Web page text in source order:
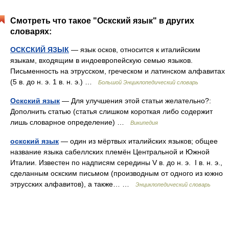
Смотреть что такое "Оскский язык" в других
словарях:
ОСКСКИЙ ЯЗЫК — язык осков, относится к италийским
языкам, входящим в индоевропейскую семью языков.
Письменность на этрусском, греческом и латинском алфавитах
(5 в. до н. э. 1 в. н. э.) …
Большой Энциклопедический словарь
Оскский язык — Для улучшения этой статьи желательно?:
Дополнить статью (статья слишком короткая либо содержит
лишь словарное определение) …
Википедия
оскский язык — один из мёртвых италийских языков; общее
название языка сабеллских племён Центральной и Южной
Италии. Известен по надписям середины V в. до н. э. I в. н. э.,
сделанным оскским письмом (производным от одного из южно
этрусских алфавитов), а также… …
Энциклопедический словарь